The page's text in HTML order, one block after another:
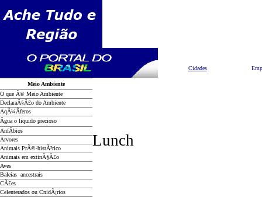
Cidades
Meio Ambiente
O que Ã© Meio Ambiente
DeclaraÃ§Ã£o do Ambiente
AqÃ¼Ã­feros
Ãgua o liquido precioso
AnfÃ­bios
Arvores
Animais PrÃ©-histÃ³rico
Animais em extinÃ§Ã£o
Aves
Baleias ancestrais
CÃ£es
Celenterados ou CnidÃ¡rios
Lunch